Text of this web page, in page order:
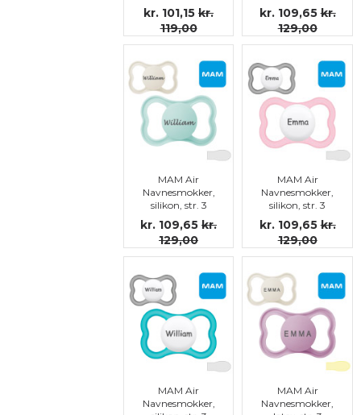
kr. 101,15 kr.
119,00
kr. 109,65 kr.
129,00
MAM Air
Navnesmokker,
silikon, str. 3
kr. 109,65 kr.
129,00
MAM Air
Navnesmokker,
silikon, str. 3
kr. 109,65 kr.
129,00
MAM Air
Navnesmokker,
MAM Air
Navnesmokker,